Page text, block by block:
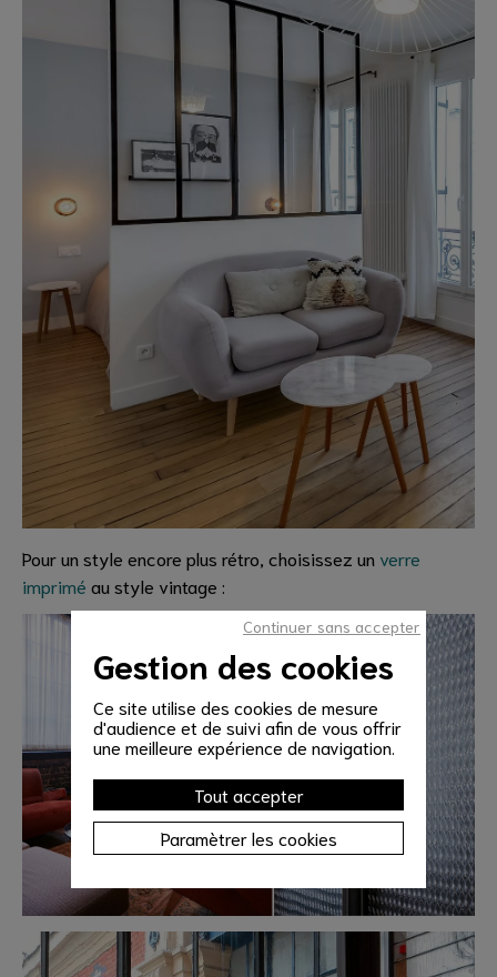
Gestion des cookies
Ce site utilise des cookies de mesure
d'audience et de suivi afin de vous offrir
une meilleure expérience de navigation.
Tout accepter
Paramètrer les cookies
Continuer sans accepter
Pour un style encore plus rétro, choisissez un verre
imprimé au style vintage :